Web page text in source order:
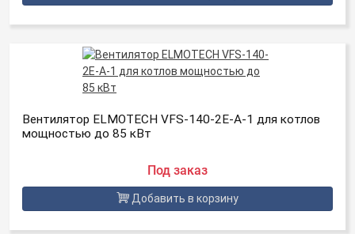
Вентилятор ELMOTECH VFS-140-2E-A-1 для котлов
мощностью до 85 кВт
Под заказ
Добавить в корзину